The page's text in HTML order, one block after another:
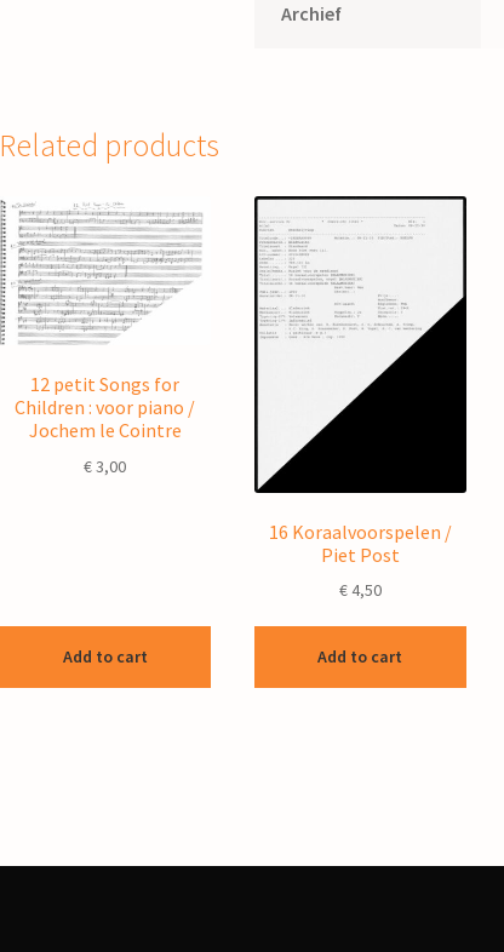
Archief
Related products
12 petit Songs for
Children : voor piano /
Jochem le Cointre
€3,00
Add to cart
16 Koraalvoorspelen /
Piet Post
€4,50
Add to cart